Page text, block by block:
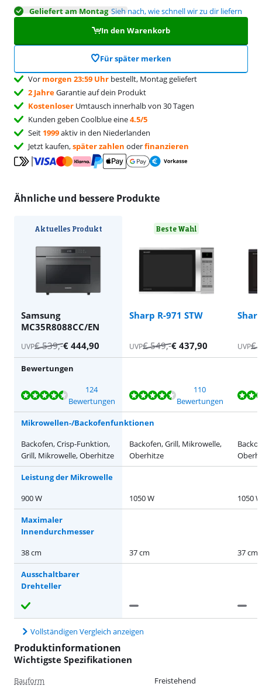
Geliefert am Montag Sieh nach, wie schnell wir zu dir liefern
In den Warenkorb
Für später merken
Vor morgen 23:59 Uhr bestellt, Montag geliefert
2 JahreGarantie auf dein Produkt
Kostenloser Umtausch innerhalb von 30 Tagen
Kunden geben Coolblue eine4.5/5
Seit 1999aktiv in den Niederlanden
Jetzt kaufen,später zahlen oderfinanzieren
Ähnliche und bessere Produkte
Aktuelles Produkt
Samsung
MC35R8088CC/EN
Beste Wahl
Sharp R-971 STW
UVP€539,-€ 444,90 UVP€549,-€ 437,90 UVP€
Bewertungen
Bewertet mit 9,1 von 10, basierend auf 124 Bewertungen.
124
Bewertungen
Bewertet mit 8,9 von 10, basierend auf 110 Bewertungen.110
Bewertungen
Bewertet mit 8,9 von 10, basierend auf 68 Bewertungen.
Bewertet mit 9,2 von 10, basierend auf 274 Bewertungen.
Mikrowellen-/Backofenfunktionen
Backofen, Crisp-Funktion,
Grill, Mikrowelle, Oberhitze
Backofen, Grill, Mikrowelle,
Oberhitze
Leistung der Mikrowelle
900 W
1050 W 1050 W
Maximaler
Innendurchmesser
38 cm
37 cm 37 cm
Ausschaltbarer
Drehteller
Vollständigen Vergleich anzeigen
Produktinformationen
Wichtigste Spezifikationen
Bauform
Freistehend